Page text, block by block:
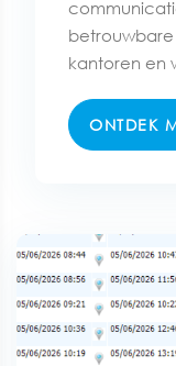
betrouwbare
kantoren en
ONTDEK